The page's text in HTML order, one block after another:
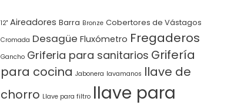
12" Aireadores Barra Bronze Cobertores de Vástagos
Cromada Desagüe Fluxómetro Fregaderos
Gancho Griferia para sanitarios Grifería
para cocina Jabonera lavamanos llave de
chorro Llave para filtro llave para